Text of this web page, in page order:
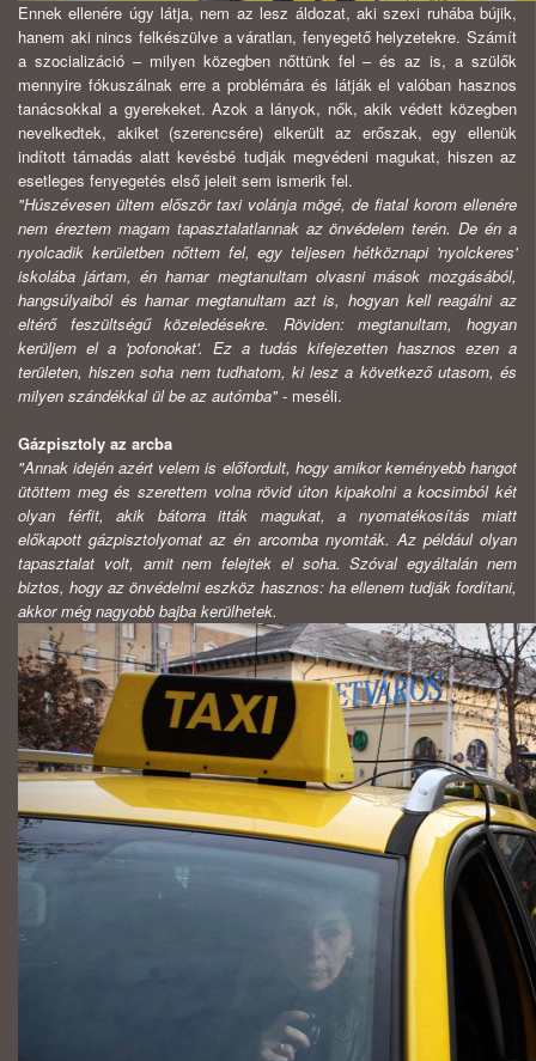
Ennek ellenére úgy látja, nem az lesz áldozat, aki szexi ruhába bújik,
hanem aki nincs felkészülve a váratlan, fenyegető helyzetekre. Számít
a szocializáció – milyen közegben nőttünk fel – és az is, a szülők
mennyire fókuszálnak erre a problémára és látják el valóban hasznos
tanácsokkal a gyerekeket. Azok a lányok, nők, akik védett közegben
nevelkedtek, akiket (szerencsére) elkerült az erőszak, egy ellenük
indított támadás alatt kevésbé tudják megvédeni magukat, hiszen az
esetleges fenyegetés első jeleit sem ismerik fel.
"Húszévesen ültem először taxi volánja mögé, de fiatal korom ellenére
nem éreztem magam tapasztalatlannak az önvédelem terén. De én a
nyolcadik kerületben nőttem fel, egy teljesen hétköznapi 'nyolckeres'
iskolába jártam, én hamar megtanultam olvasni mások mozgásából,
hangsúlyaiból és hamar megtanultam azt is, hogyan kell reagálni az
eltérő feszültségű közeledésekre. Röviden: megtanultam, hogyan
kerüljem el a 'pofonokat'. Ez a tudás kifejezetten hasznos ezen a
területen, hiszen soha nem tudhatom, ki lesz a következő utasom, és
milyen szándékkal ül be az autómba"- meséli.
Gázpisztoly az arcba
"Annak idején azért velem is előfordult, hogy amikor keményebb hangot
ütöttem meg és szerettem volna rövid úton kipakolni a kocsimból két
olyan férfit, akik bátorra itták magukat, a nyomatékosítás miatt
előkapott gázpisztolyomat az én arcomba nyomták. Az például olyan
tapasztalat volt, amit nem felejtek el soha. Szóval egyáltalán nem
biztos, hogy az önvédelmi eszköz hasznos: ha ellenem tudják fordítani,
akkor még nagyobb bajba kerülhetek.